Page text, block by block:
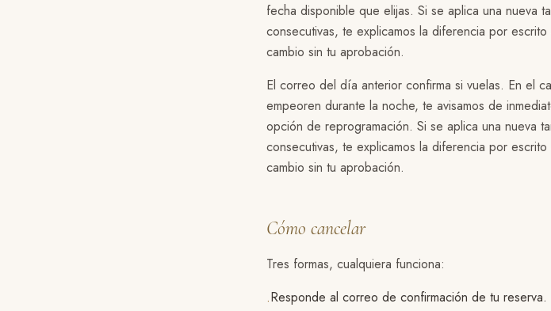
fecha disponible que elijas. Si se aplica una nueva
consecutivas, te explicamos la diferencia por
cambio sin tu aprobación.
El correo del día anterior confirma si vuelas. En el
empeoren durante la noche, te avisamos de
opción de reprogramación. Si se aplica una nueva
consecutivas, te explicamos la diferencia por
cambio sin tu aprobación.
Cómo cancelar
Tres formas, cualquiera funciona:
·Responde al correo de confirmación de tu reserva.